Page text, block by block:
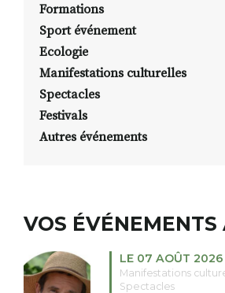
Formations
Sport événement
Ecologie
Manifestations culturelles
Spectacles
Festivals
Autres événements
VOS ÉVÉNEMENTS
LE 07 AOÛT 2026
Manifestations
Spectacles